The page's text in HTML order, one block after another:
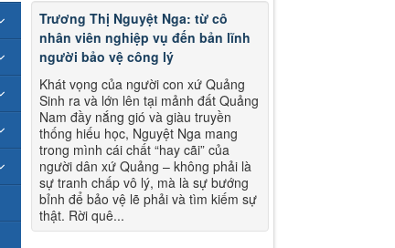
Trương Thị Nguyệt Nga: từ cô
nhân viên nghiệp vụ đến bản lĩnh
người bảo vệ công lý
Khát vọng của người con xứ Quảng
Sinh ra và lớn lên tại mảnh đất Quảng
Nam đầy nắng gió và giàu truyền
thống hiếu học, Nguyệt Nga mang
trong mình cái chất “hay cãi” của
người dân xứ Quảng – không phải là
sự tranh chấp vô lý, mà là sự bướng
bỉnh để bảo vệ lẽ phải và tìm kiếm sự
thật. Rời quê...